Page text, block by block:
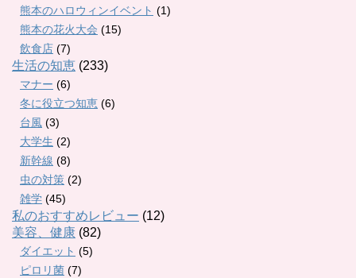
熊本のハロウィンイベント (1)
熊本の花火大会 (15)
飲食店 (7)
生活の知恵 (233)
マナー (6)
冬に役立つ知恵 (6)
台風 (3)
大学生 (2)
新幹線 (8)
虫の対策 (2)
雑学 (45)
私のおすすめレビュー (12)
美容、健康 (82)
ダイエット (5)
ピロリ菌 (7)